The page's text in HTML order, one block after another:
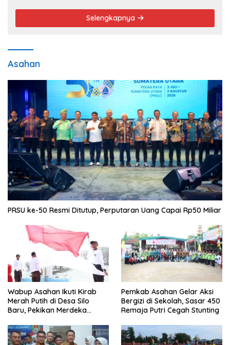
Selengkapnya
Asahan
PRSU ke-50 Resmi Ditutup, Perputaran Uang Capai Rp50 Miliar
Wabup Asahan Ikuti Kirab
Merah Putih di Desa Silo
Baru, Pekikan Merdeka
Pemkab Asahan Gelar Aksi
Bergizi di Sekolah, Sasar 450
Remaja Putri Cegah Stunting